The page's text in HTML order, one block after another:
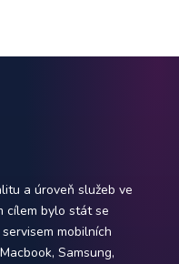
a úroveň služeb ve
cílem bylo stát se
mobilních
Samsung,